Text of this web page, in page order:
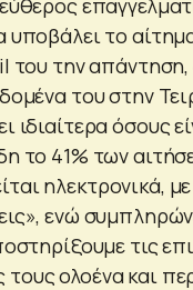
υποβάλει το
του την
του στην
ιδιαίτερα όσους
το 41% των
ηλεκτρονικά,
ενώ
τις
ολοένα και